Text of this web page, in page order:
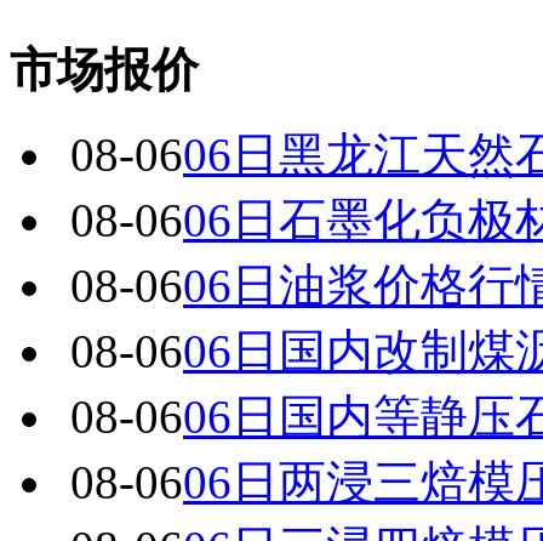
市场报价
08-0606日黑龙江天然
08-0606日石墨化负极
08-0606日油浆价格行
08-0606日国内改制煤
08-0606日国内 等静压
08-0606日两浸三焙模